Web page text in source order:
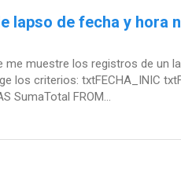
lapso de fecha y hora
me muestre los registros de un
los criterios: txtFECHA_INIC
SumaTotal FROM...